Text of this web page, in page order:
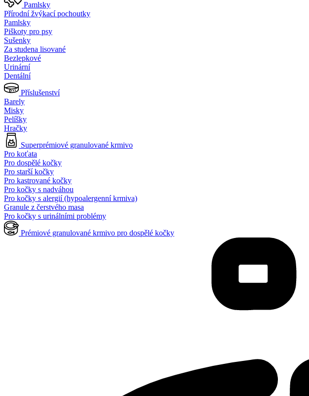
Pamlsky
Přírodní žvýkací pochoutky
Pamlsky
Piškoty pro psy
Sušenky
Za studena lisované
Bezlepkové
Urinární
Dentální
Příslušenství
Barely
Misky
Pelíšky
Hračky
Superprémiové granulované krmivo
Pro koťata
Pro dospělé kočky
Pro starší kočky
Pro kastrované kočky
Pro kočky s nadváhou
Pro kočky s alergií (hypoalergenní krmiva)
Granule z čerstvého masa
Pro kočky s urinálními problémy
Prémiové granulované krmivo pro dospělé kočky